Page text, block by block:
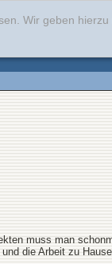
Wir geben
muss man
die Arbeit zu